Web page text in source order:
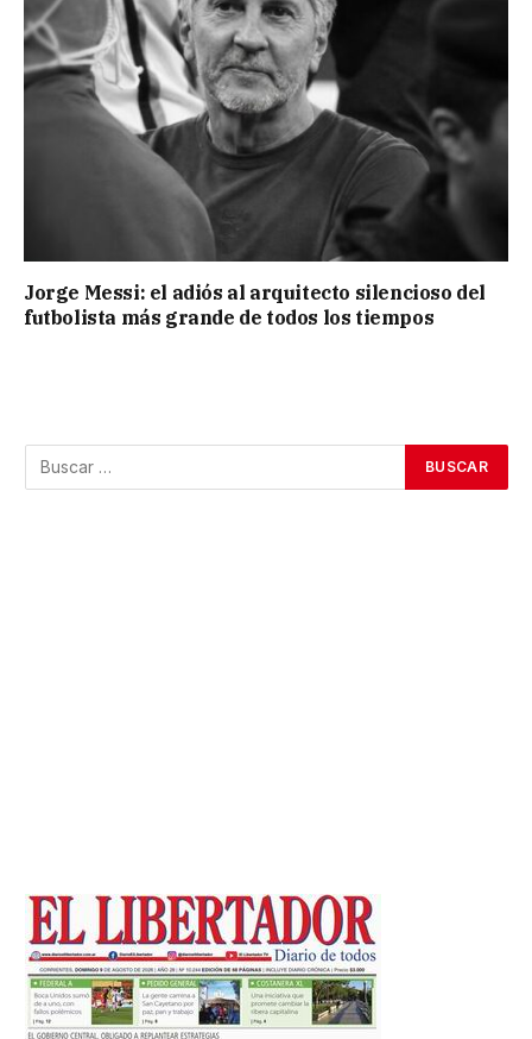
Jorge Messi: el adiós al arquitecto silencioso del
futbolista más grande de todos los tiempos